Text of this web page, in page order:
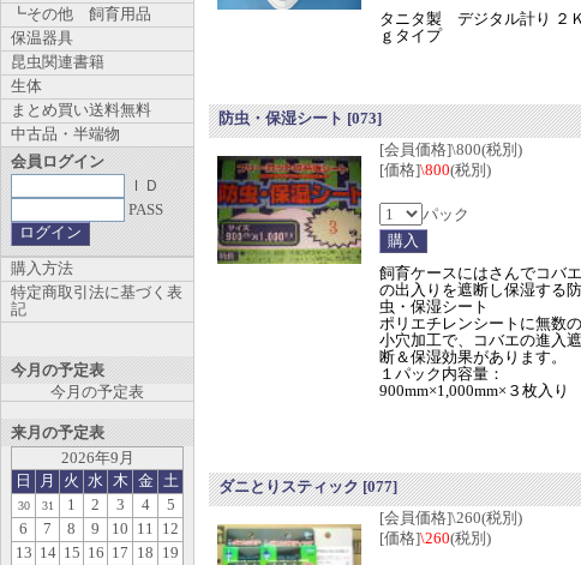
タニタ製 デジタル計り ２Ｋ
ｇタイプ
防虫・保湿シート[073]
[会員価格]\800(税別)
[価格]\800(税別)
パック
飼育ケースにはさんでコバエ
の出入りを遮断し保湿する防
虫・保湿シート
ポリエチレンシートに無数の
小穴加工で、コバエの進入遮
断＆保湿効果があります。
１パック内容量：
900mm×1,000mm×３枚入り
ダニとりスティック[077]
[会員価格]\260(税別)
[価格]\260(税別)
┗その他 飼育用品
保温器具
昆虫関連書籍
生体
まとめ買い送料無料
中古品・半端物
会員ログイン
ＩＤ
PASS
購入方法
特定商取引法に基づく表
記
今月の予定表
今月の予定表
来月の予定表
2026年9月
日
月 火 水 木 金 土
30 31 1 2 3 4
5
6
7 8 9 10 11
12
13 14 15 16 17 18 19